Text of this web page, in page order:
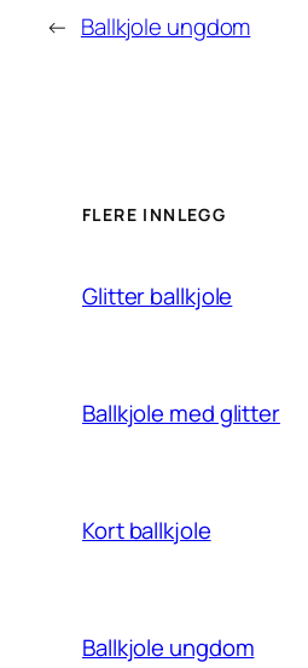
← Ballkjole ungdom
FLERE INNLEGG
Glitter ballkjole
Ballkjole med glitter
Kort ballkjole
Ballkjole ungdom